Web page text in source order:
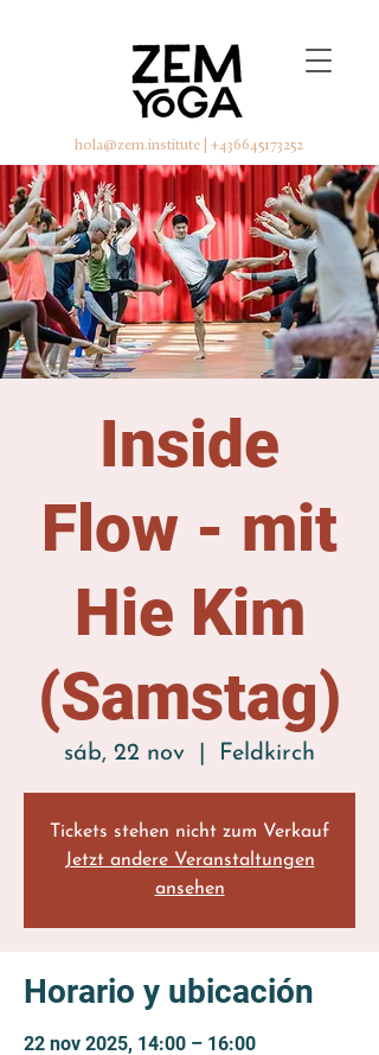
hola@zem.institute +436645173252
Inside
Flow - mit
Hie Kim
(Samstag)
sáb, 22 nov Feldkirch
Tickets stehen nicht zum Verkauf
Jetzt andere Veranstaltungen
ansehen
Horario y ubicación
22 nov 2025, 14:00 – 16:00